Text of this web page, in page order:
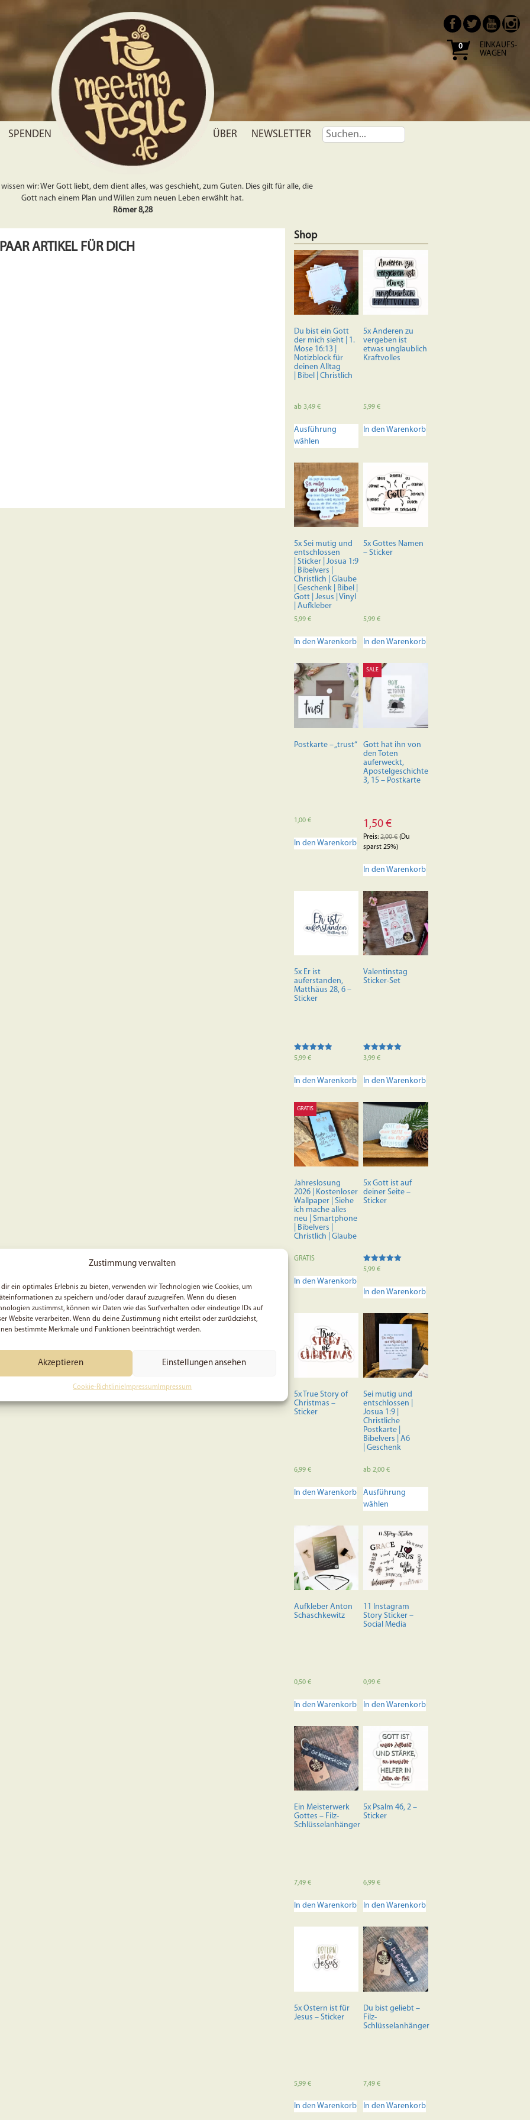
Zustimmung verwalten
dir ein optimales Erlebnis zu bieten, verwenden wir Technologien wie Cookies, um
zu speichern und/oder darauf zuzugreifen. Wenn du diesen
zustimmst, können wir Daten wie das Surfverhalten oder eindeutige IDs auf
Website verarbeiten. Wenn du deine Zustimmung nicht erteilst oder zurückziehst,
bestimmte Merkmale und Funktionen beeinträchtigt werden.
Akzeptieren Einstellungen ansehen
Cookie-Richtlinie Impressum Impressum
0
EINKAUFS-
WAGEN
SPENDEN ÜBER NEWSLETTER
wir: Wer Gott liebt, dem dient alles, was geschieht, zum Guten. Dies gilt für alle, die
Gott nach einem Plan und Willen zum neuen Leben erwählt hat.
Römer 8,28
ARTIKEL FÜR DICH
Shop
Du bist ein Gott
der mich sieht | 1.
Mose 16:13 |
Notizblock für
deinen Alltag
| Bibel | Christlich
ab 3,49 €
Ausführung
wählen
Produkt
auf.
Optionen
können
auf
der
Produktseite
gewählt
5x Anderen zu
vergeben ist
etwas unglaublich
Kraftvolles
5,99€
In den Warenkorb
5x Sei mutig und
entschlossen
| Sticker | Josua 1:9
| Bibelvers |
Christlich | Glaube
| Geschenk | Bibel |
Gott | Jesus | Vinyl
| Aufkleber
5,99 €
In den Warenkorb
5x Gottes Namen
– Sticker
5,99€
In den Warenkorb
Postkarte – „trust“
1,00 €
In den Warenkorb
SALE
Gott hat ihn von
den Toten
auferweckt,
Apostelgeschichte
3, 15 – Postkarte
1,50€
Preis:2,00€(Du
sparst 25%)
In den Warenkorb
5x Er ist
auferstanden,
Matthäus 28, 6 –
Sticker
Bewertet mit
5,99 €
In den Warenkorb
Valentinstag
Sticker-Set
Bewertet mit
3,99€
In den Warenkorb
GRATIS
Jahreslosung
2026 | Kostenloser
Wallpaper | Siehe
ich mache alles
neu | Smartphone
| Bibelvers |
Christlich | Glaube
GRATIS
In den Warenkorb
5x Gott ist auf
deiner Seite –
Sticker
Bewertet mit
5,99€
In den Warenkorb
5x True Story of
Christmas –
Sticker
6,99 €
In den Warenkorb
Sei mutig und
entschlossen |
Josua 1:9 |
Christliche
Postkarte |
Bibelvers | A6
| Geschenk
ab2,00€
Ausführung
wählen
auf
Aufkleber Anton
Schaschkewitz
0,50 €
In den Warenkorb
11 Instagram
Story Sticker –
Social Media
0,99€
In den Warenkorb
Ein Meisterwerk
Gottes – Filz-
Schlüsselanhänger
7,49 €
In den Warenkorb
5x Psalm 46, 2 –
Sticker
6,99€
In den Warenkorb
5x Ostern ist für
Jesus – Sticker
5,99 €
In den Warenkorb
Du bist geliebt –
Filz-
Schlüsselanhänger
7,49€
In den Warenkorb